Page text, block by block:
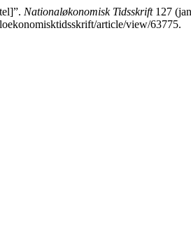
Nationaløkonomisk Tidsskrift127
article/view/63775.